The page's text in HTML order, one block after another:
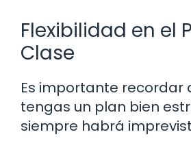
Flexibilidad en el
Clase
Es importante recordar
tengas un plan bien
siempre habrá